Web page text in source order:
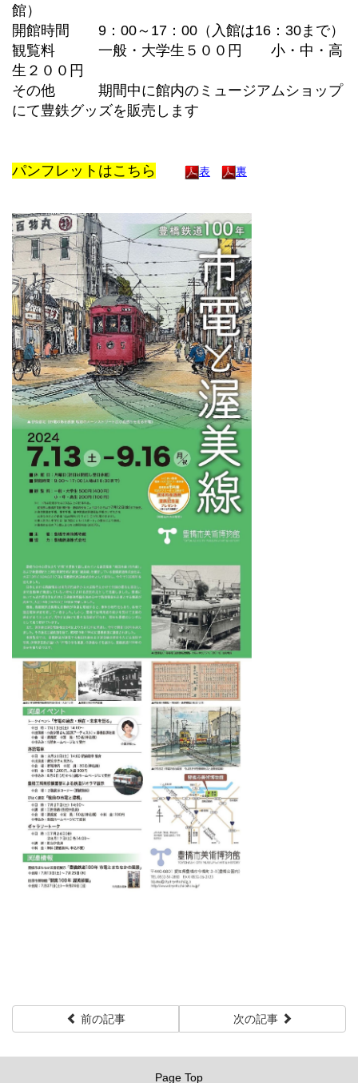
館）
開館時間 9：00～17：00（入館は16：30まで）
観覧料 一般・大学生５００円 小・中・高
生２００円
その他 期間中に館内のミュージアムショップ
にて豊鉄グッズを販売します
パンフレットはこちら 表 裏
前の記事 次の記事
Page Top